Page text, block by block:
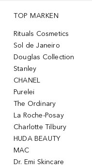
TOP MARKEN
Rituals Cosmetics
Sol de Janeiro
Douglas Collection
Stanley
CHANEL
Purelei
The Ordinary
La Roche-Posay
Charlotte Tilbury
HUDA BEAUTY
MAC
Dr. Emi Skincare